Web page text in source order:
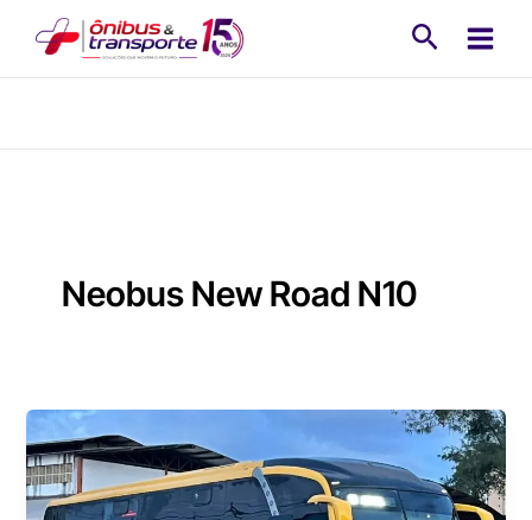
Neobus New Road N10